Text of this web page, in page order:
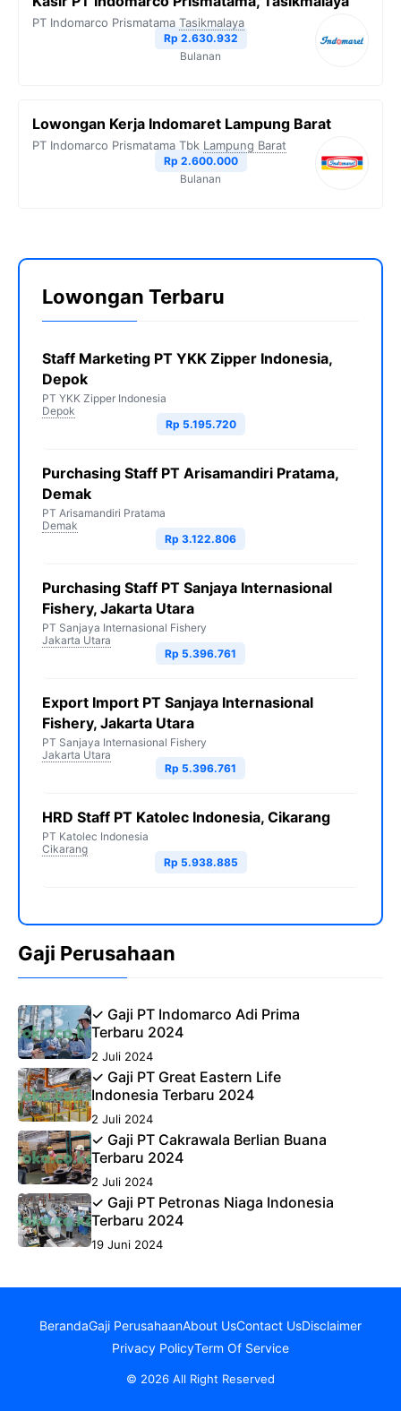
PT Indomarco Prismatama Tasikmalaya
Rp 2.630.932
Bulanan
Lowongan Kerja Indomaret Lampung Barat
PT Indomarco Prismatama Tbk Lampung Barat
Rp 2.600.000
Bulanan
Lowongan Terbaru
Staff Marketing PT YKK Zipper Indonesia,
Depok
PT YKK Zipper Indonesia
Depok
Rp 5.195.720
Purchasing Staff PT Arisamandiri Pratama,
Demak
PT Arisamandiri Pratama
Demak
Rp 3.122.806
Purchasing Staff PT Sanjaya Internasional
Fishery, Jakarta Utara
PT Sanjaya Internasional Fishery
Jakarta Utara
Rp 5.396.761
Export Import PT Sanjaya Internasional
Fishery, Jakarta Utara
PT Sanjaya Internasional Fishery
Jakarta Utara
Rp 5.396.761
HRD Staff PT Katolec Indonesia, Cikarang
PT Katolec Indonesia
Cikarang
Rp 5.938.885
Gaji Perusahaan
✓ Gaji PT Indomarco Adi Prima
Terbaru 2024
2 Juli 2024
✓ Gaji PT Great Eastern Life
Indonesia Terbaru 2024
2 Juli 2024
✓ Gaji PT Cakrawala Berlian Buana
Terbaru 2024
2 Juli 2024
✓ Gaji PT Petronas Niaga Indonesia
Terbaru 2024
19 Juni 2024
BerandaGaji PerusahaanAbout UsContact UsDisclaimer
Privacy PolicyTerm Of Service
© 2026 All Right Reserved